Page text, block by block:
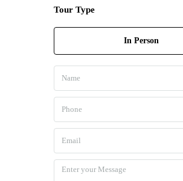
Tour Type
In Person